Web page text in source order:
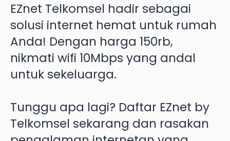
EZnet Telkomsel hadir sebagai
solusi internet hemat untuk rumah
Anda! Dengan harga 150rb,
nikmati wifi 10Mbps yang andal
untuk sekeluarga.
Tunggu apa lagi? Daftar EZnet by
Telkomsel sekarang dan rasakan